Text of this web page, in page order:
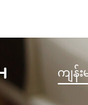
ကျန်